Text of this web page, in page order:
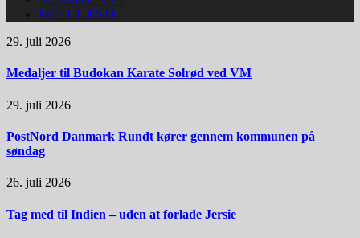
MEST LÆSTE
29. juli 2026
Medaljer til Budokan Karate Solrød ved VM
29. juli 2026
PostNord Danmark Rundt kører gennem kommunen på
søndag
26. juli 2026
Tag med til Indien – uden at forlade Jersie